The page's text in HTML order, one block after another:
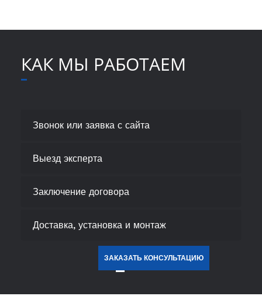
КАК МЫ РАБОТАЕМ
Звонок или заявка с сайта
Выезд эксперта
Заключение договора
Доставка, установка и монтаж
ЗАКАЗАТЬ КОНСУЛЬТАЦИЮ